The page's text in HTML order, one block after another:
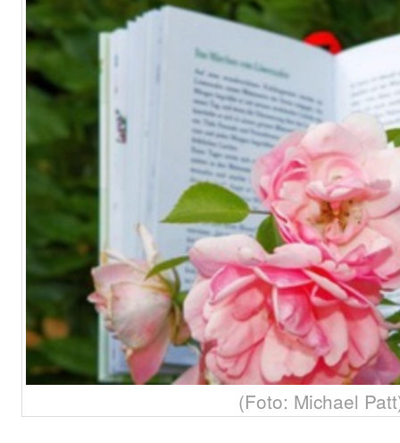
(Foto: Michael